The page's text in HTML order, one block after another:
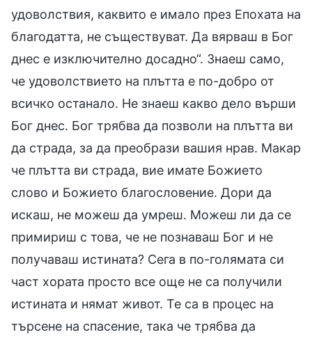
удоволствия, каквито е имало през Епохата на
благодатта, не съществуват. Да вярваш в Бог
днес е изключително досадно“. Знаеш само,
че удоволствието на плътта е по-добро от
всичко останало. Не знаеш какво дело върши
Бог днес. Бог трябва да позволи на плътта ви
да страда, за да преобрази вашия нрав. Макар
че плътта ви страда, вие имате Божието
слово и Божието благословение. Дори да
искаш, не можеш да умреш. Можеш ли да се
примириш с това, че не познаваш Бог и не
получаваш истината? Сега в по-голямата си
част хората просто все още не са получили
истината и нямат живот. Те са в процес на
търсене на спасение, така че трябва да